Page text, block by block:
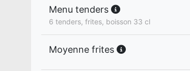
Menu tenders
6 tenders, frites, boisson 33 cl
Moyenne frites